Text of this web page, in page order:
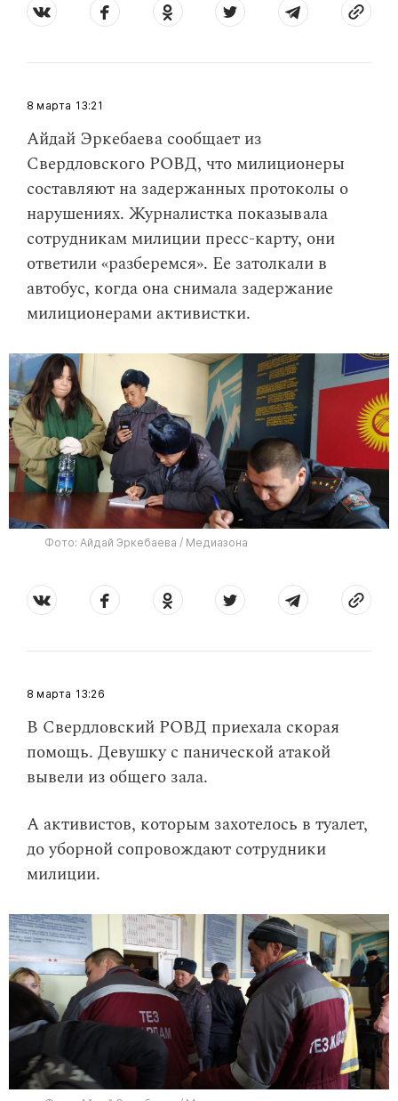
13:21
8 марта
Айдай Эркебаева сообщает из
Свердловского РОВД, что милиционеры
составляют на задержанных протоколы о
нарушениях. Журналистка показывала
сотрудникам милиции пресс-карту, они
ответили «разберемся». Ее затолкали в
автобус, когда она снимала задержание
милиционерами активистки.
Фото: Айдай Эркебаева / Медиазона
13:26
8 марта
​В Свердловский РОВД приехала скорая
помощь. Девушку с панической атакой
вывели из общего зала.
А активистов, которым захотелось в туалет,
до уборной сопровождают сотрудники
милиции.